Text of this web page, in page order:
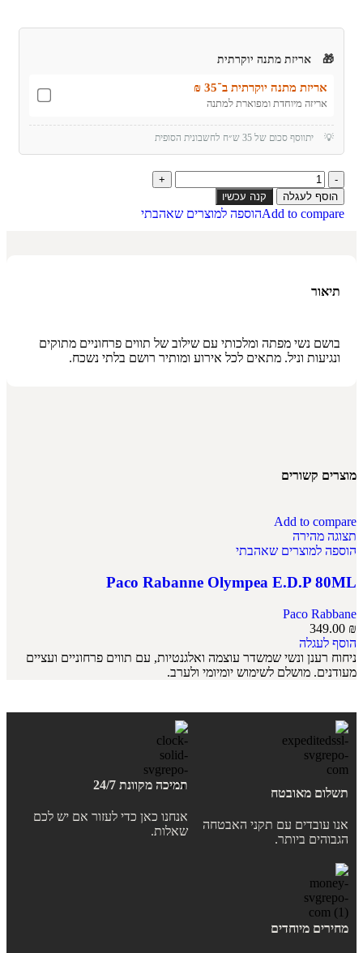
🎁 אריזת מתנה יוקרתית
אריזת מתנה יוקרתית ב־35 ₪
אריזה מיוחדת ומפוארת למתנה
💡 יתווסף סכום של 35 ש״ח לחשבונית הסופית
הוסף לעגלה קנה עכשיו
Add to compareהוספה למוצרים שאהבתי
תיאור
בושם נשי מפתה ומלכותי עם שילוב של תווים פרחוניים מתוקים
ונגיעות וניל. מתאים לכל אירוע ומותיר רושם בלתי נשכח.
מוצרים קשורים
Add to compare
תצוגה מהירה
הוספה למוצרים שאהבתי
Paco Rabanne Olympea E.D.P 80ML
Paco Rabbane
349.00 ₪
הוסף לעגלה
ניחוח רענן ונשי שמשדר עוצמה ואלגנטיות, עם תווים פרחוניים ועציים
מעודנים. מושלם לשימוש יומיומי ולערב.
תשלום מאובטח
אנו עובדים עם תקני האבטחה
הגבוהים ביותר.
תמיכה מקוונת 24/7
אנחנו כאן כדי לעזור אם יש לכם
שאלות.
מחירים מיוחדים